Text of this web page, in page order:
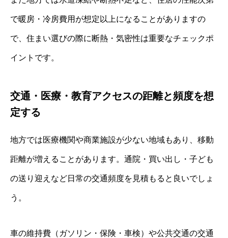
で暖房・冷房費用が想定以上になることがありますの
で、住まい選びの際に断熱・気密性は重要なチェックポ
イントです。
交通・医療・教育アクセスの距離と頻度を想
定する
地方では医療機関や商業施設が少ない地域もあり、移動
距離が増えることがあります。通院・買い出し・子ども
の送り迎えなど日常の交通頻度を見積もると良いでしょ
う。
車の維持費（ガソリン・保険・車検）や公共交通の交通